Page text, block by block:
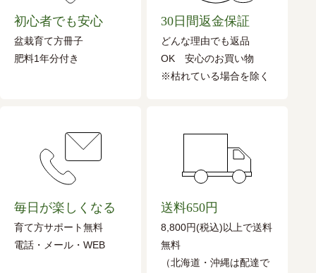
初心者でも安心
盆栽育て方冊子
肥料1年分付き
30日間返金保証
どんな理由でも返品
OK 安心のお買い物
※枯れている場合を除く
毎日が楽しくなる
育て方サポート無料
電話・メール・WEB
送料650円
8,800円(税込)以上で送料
無料
（北海道・沖縄は配達で